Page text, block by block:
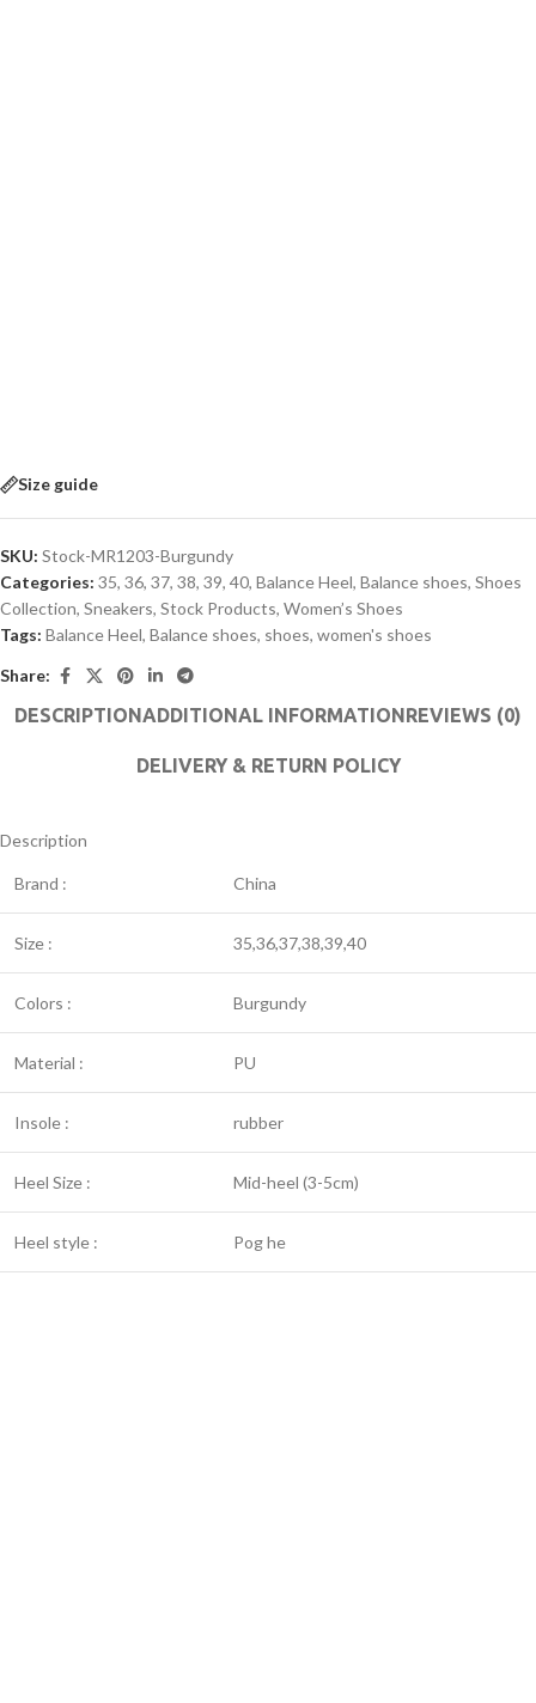
Size guide
SKU: Stock-MR1203-Burgundy
Categories: 35, 36, 37, 38, 39, 40, Balance Heel, Balance shoes, Shoes
Collection, Sneakers, Stock Products, Women’s Shoes
Tags: Balance Heel, Balance shoes, shoes, women's shoes
Share:
DESCRIPTION ADDITIONAL INFORMATION REVIEWS (0)
DELIVERY & RETURN POLICY
Description
Brand : China
Size : 35,36,37,38,39,40
Colors : Burgundy
Material : PU
Insole : rubber
Heel Size : Mid-heel (3-5cm)
Heel style : Pog he